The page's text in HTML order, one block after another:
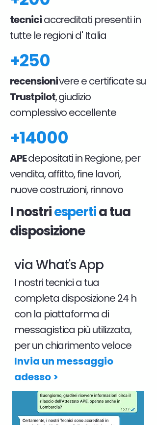
tecniciaccreditati presenti in
tutte le regioni d' Italia
+250
recensionivere e certificate su
Trustpilot, giudizio
complessivo eccellente
+14000
APEdepositati in Regione, per
vendita, affitto, fine lavori,
nuove costruzioni, rinnovo
I nostriespertia tua
disposizione
via What's App
I nostri tecnici a tua
completa disposizione 24 h
con la piattaforma di
messagistica più utilizzata,
per un chiarimento veloce
Invia un messaggio
adesso >